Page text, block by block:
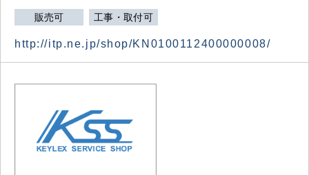
販売可 工事・取付可
http://itp.ne.jp/shop/KN0100112400000008/